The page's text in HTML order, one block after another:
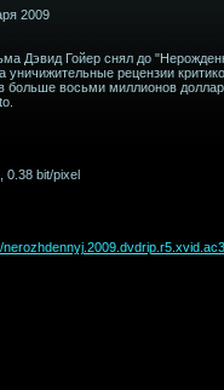
2009
Дэвид Гойер снял до
рецензии
больше восьми миллионов
0.38 bit/pixel